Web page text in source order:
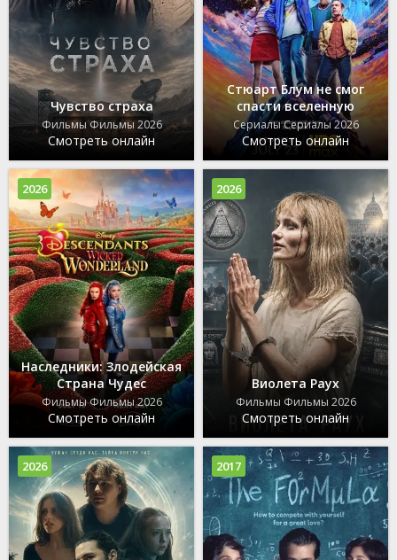
Чувство страха
Фильмы Фильмы 2026
Смотреть онлайн
Стюарт Блум не смог
спасти вселенную
Сериалы Сериалы 2026
Смотреть онлайн
Наследники: Злодейская
Страна Чудес
Фильмы Фильмы 2026
Смотреть онлайн
2026
Виолета Раух
Фильмы Фильмы 2026
Смотреть онлайн
2026
2026 2017